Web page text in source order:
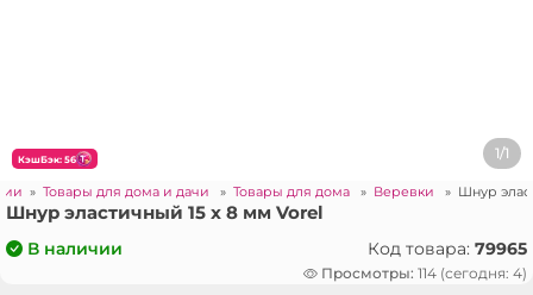
КэшБэк: 56 1/1
» Товары для дома и дачи » Товары для дома » Веревки » Шнур
Шнур эластичный 15 x 8 мм Vorel
В наличии Код товара: 79965
Просмотры: 114 (сегодня: 4)